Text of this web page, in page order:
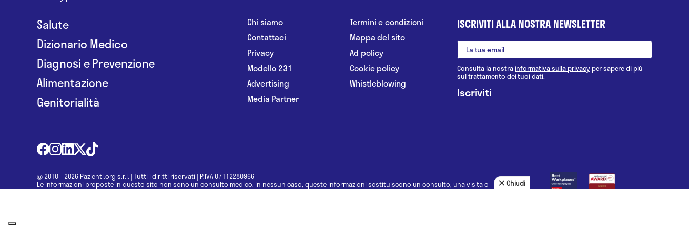
Salute
Dizionario Medico
Diagnosi e Prevenzione
Alimentazione
Genitorialità
Chi siamo
Contattaci
Privacy
Modello 231
Advertising
Media Partner
Termini e condizioni
Mappa del sito
Ad policy
Cookie policy
Whistleblowing
ISCRIVITI ALLA NOSTRA NEWSLETTER
Consulta la nostrainformativa sulla privacy per sapere di più
sul trattamento dei tuoi dati.
@ 2010 - 2026 Pazienti.org s.r.l. | Tutti i diritti riservati | P.IVA 07112280966
Le informazioni proposte in questo sito non sono un consulto medico. In nessun caso, queste informazioni sostituiscono un consulto, una visita o
una diagnosi formulata dal medico. Non si devono considerare le informazioni disponibili come suggerimenti per la formulazione di una diagnosi, la
Chiudi